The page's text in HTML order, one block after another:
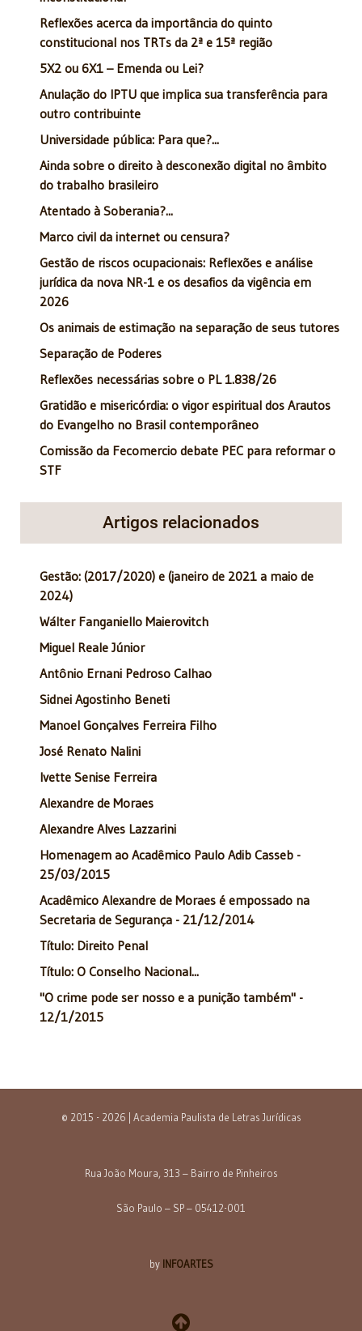
Reflexões acerca da importância do quinto
constitucional nos TRTs da 2ª e 15ª região
5X2 ou 6X1 – Emenda ou Lei?
Anulação do IPTU que implica sua transferência para
outro contribuinte
Universidade pública: Para que?...
Ainda sobre o direito à desconexão digital no âmbito
do trabalho brasileiro
Atentado à Soberania?...
Marco civil da internet ou censura?
Gestão de riscos ocupacionais: Reflexões e análise
jurídica da nova NR-1 e os desafios da vigência em
2026
Os animais de estimação na separação de seus tutores
Separação de Poderes
Reflexões necessárias sobre o PL 1.838/26
Gratidão e misericórdia: o vigor espiritual dos Arautos
do Evangelho no Brasil contemporâneo
Comissão da Fecomercio debate PEC para reformar o
STF
Artigos relacionados
Gestão: (2017/2020) e (janeiro de 2021 a maio de
2024)
Wálter Fanganiello Maierovitch
Miguel Reale Júnior
Antônio Ernani Pedroso Calhao
Sidnei Agostinho Beneti
Manoel Gonçalves Ferreira Filho
José Renato Nalini
Ivette Senise Ferreira
Alexandre de Moraes
Alexandre Alves Lazzarini
Homenagem ao Acadêmico Paulo Adib Casseb -
25/03/2015
Acadêmico Alexandre de Moraes é empossado na
Secretaria de Segurança - 21/12/2014
Título: Direito Penal
Título: O Conselho Nacional...
"O crime pode ser nosso e a punição também" -
12/1/2015
© 2015 - 2026 | Academia Paulista de Letras Jurídicas
Rua João Moura, 313 – Bairro de Pinheiros
São Paulo – SP – 05412-001
by INFOARTES